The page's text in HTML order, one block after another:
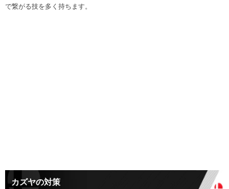
で繋がる技を多く持ちます。
カズヤの対策